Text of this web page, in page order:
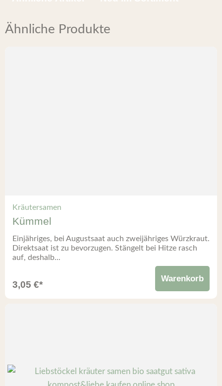
Ähnliche Produkte
Kräutersamen
Kümmel
Einjähriges, bei Augustsaat auch zweijähriges Würzkraut.
Direktsaat ist zu bevorzugen. Stängelt bei Hitze rasch
auf, deshalb...
3,05 €*
Warenkorb